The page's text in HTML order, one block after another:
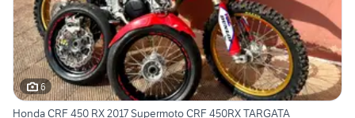
6
Honda CRF 450 RX 2017 Supermoto CRF 450RX TARGATA